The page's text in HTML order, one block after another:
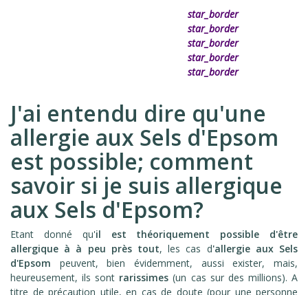
star_border
star_border
star_border
star_border
star_border
J'ai entendu dire qu'une
allergie aux Sels d'Epsom
est possible; comment
savoir si je suis allergique
aux Sels d'Epsom?
Etant donné qu'il est théoriquement possible d'être
allergique à à peu près tout, les cas d'allergie aux Sels
d'Epsom peuvent, bien évidemment, aussi exister, mais,
heureusement, ils sont rarissimes (un cas sur des millions). A
titre de précaution utile, en cas de doute (pour une personne